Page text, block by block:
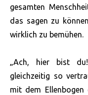
gesamten
das sagen zu
wirklich zu bemühen.
„Ach, hier bist
gleichzeitig so
mit dem Ellenbogen